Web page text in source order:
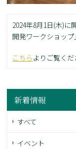
2024年8月1日(木)
開発ワークショップ
こちら よりご覧くだ
新着情報
すべて
イベント